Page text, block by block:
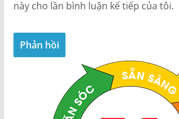
này cho lần bình luận kế tiếp của tôi.